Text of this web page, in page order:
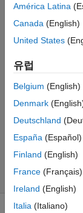
E.
9
1 답변
답변
채택됨
업데이트
시간: 2014
8월 9
조회 수:
12 (30일)
América Latina
Canada (English)
United States
유럽
Belgium (English)
Denmark
Deutschland
España (Español)
Finland (English)
France (Français)
Ireland (English)
Italia (Italiano)